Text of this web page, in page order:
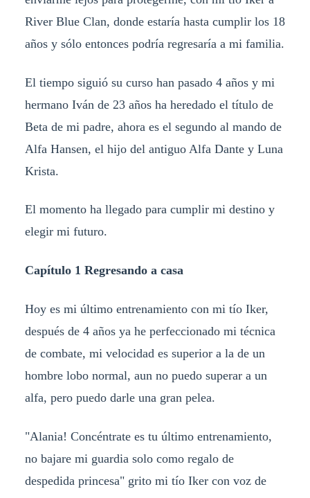
River Blue Clan, donde estaría hasta cumplir los 18
años y sólo entonces podría regresaría a mi familia.
El tiempo siguió su curso han pasado 4 años y mi
hermano Iván de 23 años ha heredado el título de
Beta de mi padre, ahora es el segundo al mando de
Alfa Hansen, el hijo del antiguo Alfa Dante y Luna
Krista.
El momento ha llegado para cumplir mi destino y
elegir mi futuro.
Capítulo 1 Regresando a casa
Hoy es mi último entrenamiento con mi tío Iker,
después de 4 años ya he perfeccionado mi técnica
de combate, mi velocidad es superior a la de un
hombre lobo normal, aun no puedo superar a un
alfa, pero puedo darle una gran pelea.
"Alania! Concéntrate es tu último entrenamiento,
no bajare mi guardia solo como regalo de
despedida princesa" grito mi tío Iker con voz de